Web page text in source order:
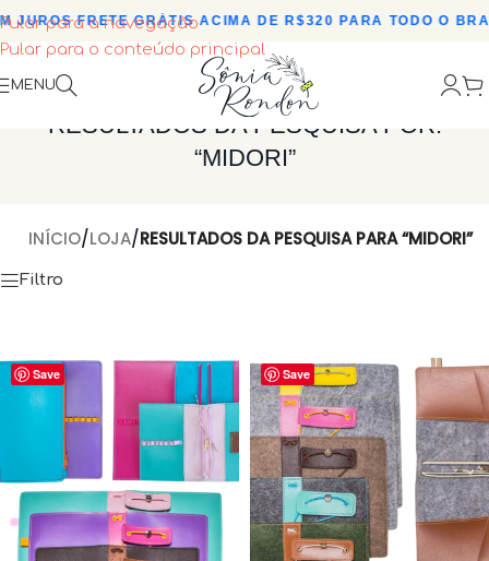
Pular para a navegação
Pular para o conteúdo principal
JUROS•FRETE GRÁTIS ACIMA DE R$320 PARA TODO O
MENU
RESULTADOS DA PESQUISA POR:
“MIDORI”
INÍCIO/LOJA/RESULTADOS DA PESQUISA PARA “MIDORI”
Filtro
Save Save